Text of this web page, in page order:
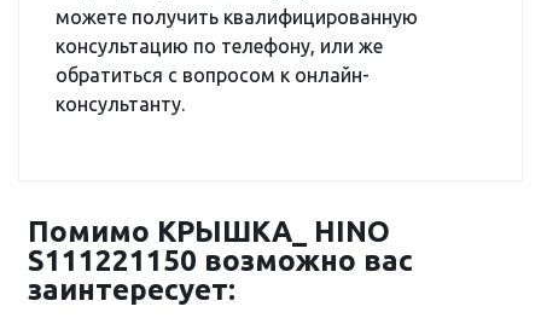
можете получить квалифицированную
консультацию по телефону, или же
обратиться с вопросом к онлайн-
консультанту.
Помимо КРЫШКА_ HINO
S111221150 возможно вас
заинтересует: